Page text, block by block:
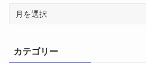
ブ
カテゴリー